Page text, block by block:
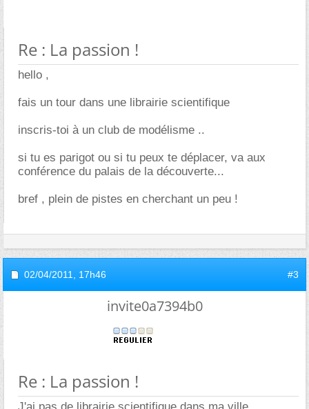
Re : La passion !
hello ,
fais un tour dans une librairie scientifique
inscris-toi à un club de modélisme ..
si tu es parigot ou si tu peux te déplacer, va aux
conférence du palais de la découverte...
bref , plein de pistes en cherchant un peu !
02/04/2011, 17h46 #3
invite0a7394b0
Re : La passion !